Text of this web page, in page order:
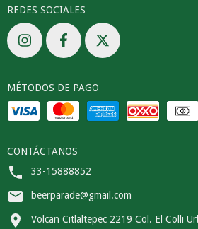
REDES SOCIALES
MÉTODOS DE PAGO
CONTÁCTANOS
33-15888852
beerparade@gmail.com
Volcan Citlaltepec 2219 Col. El Colli